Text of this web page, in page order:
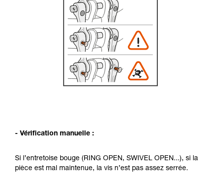
- Vérification manuelle :
Si l’entretoise bouge (RING OPEN, SWIVEL OPEN...), si la
pièce est mal maintenue, la vis n’est pas assez serrée.